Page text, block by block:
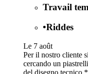
Travail
•Riddes
Le 7 août
Per il nostro cliente
cercando un
del disegno tecnico